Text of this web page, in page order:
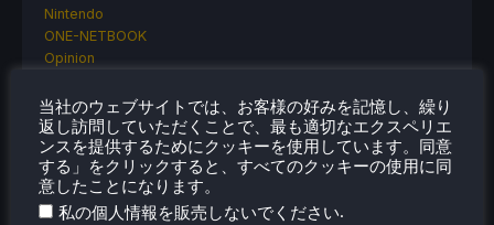
Nintendo
ONE-NETBOOK
Opinion
Accessory Reviews
Handheld Reviews
PlayStation
Proton
Retro Handhelds
Anbernic
当社のウェブサイトでは、お客様の好みを記憶し、繰り
返し訪問していただくことで、最も適切なエクスペリエ
ンスを提供するためにクッキーを使用しています。同意
する」をクリックすると、すべてのクッキーの使用に同
意したことになります。
私の個人情報を販売しないでください.